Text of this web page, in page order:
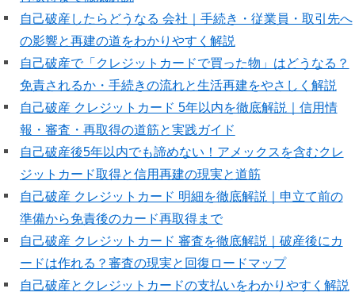
自己破産したらどうなる 会社｜手続き・従業員・取引先へ
の影響と再建の道をわかりやすく解説
自己破産で「クレジットカードで買った物」はどうなる？
免責されるか・手続きの流れと生活再建をやさしく解説
自己破産 クレジットカード 5年以内を徹底解説｜信用情
報・審査・再取得の道筋と実践ガイド
自己破産後5年以内でも諦めない！アメックスを含むクレ
ジットカード取得と信用再建の現実と道筋
自己破産 クレジットカード 明細を徹底解説｜申立て前の
準備から免責後のカード再取得まで
自己破産 クレジットカード 審査を徹底解説｜破産後にカ
ードは作れる？審査の現実と回復ロードマップ
自己破産とクレジットカードの支払いをわかりやすく解説